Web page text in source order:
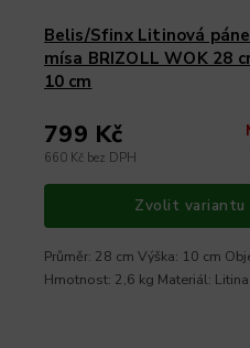
Belis/Sfinx Litinová
mísa BRIZOLL WOK 28
10 cm
660 Kč bez DPH
799 Kč
Zvolit variantu
Průměr: 28 cm Výška: 10 cm
Hmotnost: 2,6 kg Materiál: Litina